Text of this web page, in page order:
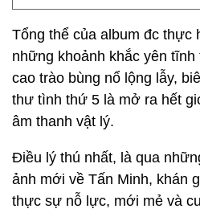
Tổng thể của album đc thực
những khoảnh khắc yên
cao trào bùng nổ lộng lẫy,
thư tình thứ 5 là mở ra hết
âm thanh vật lý.
Điều lý thú nhất, là qua
ảnh mới về Tấn Minh, khán
thực sự nỗ lực, mới mẻ và